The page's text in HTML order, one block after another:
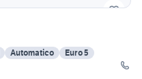
Automatico
Euro 5